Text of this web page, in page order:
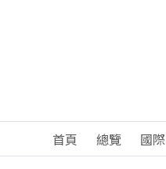
首頁 總覽 國際